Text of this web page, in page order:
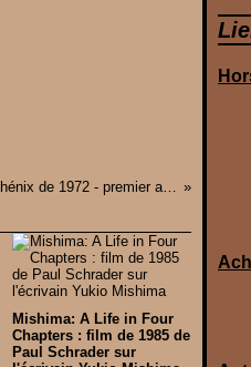
La B.D. japonaise - revue Phénix de 1972 - premier article sur les mangas
Mishima: A Life in Four
Chapters : film de 1985 de
Paul Schrader sur